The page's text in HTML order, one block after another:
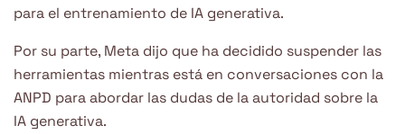
para el entrenamiento de IA generativa.
Por su parte, Meta dijo que ha decidido suspender las
herramientas mientras está en conversaciones con la
ANPD para abordar las dudas de la autoridad sobre la
IA generativa.